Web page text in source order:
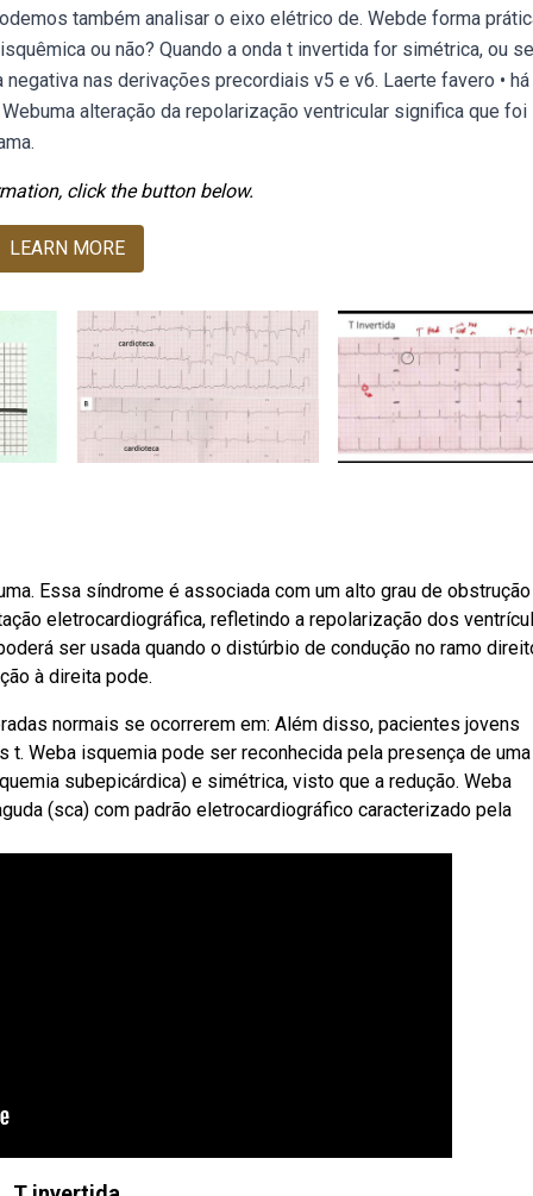
também analisar o eixo elétrico de. Webde forma
ou não? Quando a onda t invertida for simétrica, ou
nas derivações precordiais v5 e v6. Laerte favero •
alteração da repolarização ventricular significa que foi
click the button below.
LEARN MORE
Essa síndrome é associada com um alto grau de obstrução
eletrocardiográfica, refletindo a repolarização dos
ser usada quando o distúrbio de condução no ramo
à direita pode.
normais se ocorrerem em: Além disso, pacientes jovens
Weba isquemia pode ser reconhecida pela presença de
subepicárdica) e simétrica, visto que a redução. Weba
(sca) com padrão eletrocardiográfico caracterizado pela